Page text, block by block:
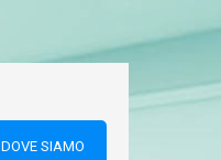
DOVE SIAMO